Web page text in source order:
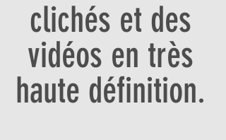
clichés et des
vidéos en très
haute définition.